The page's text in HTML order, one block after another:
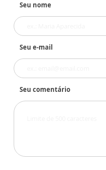
Seu nome
Seu e-mail
Seu comentário